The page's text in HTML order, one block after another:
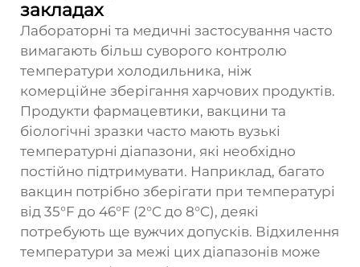
закладах
Лабораторні та медичні застосування часто
вимагають більш суворого контролю
температури холодильника, ніж
комерційне зберігання харчових продуктів.
Продукти фармацевтики, вакцини та
біологічні зразки часто мають вузькі
температурні діапазони, які необхідно
постійно підтримувати. Наприклад, багато
вакцин потрібно зберігати при температурі
від 35°F до 46°F (2°C до 8°C), деякі
потребують ще вужчих допусків. Відхилення
температури за межі цих діапазонів може